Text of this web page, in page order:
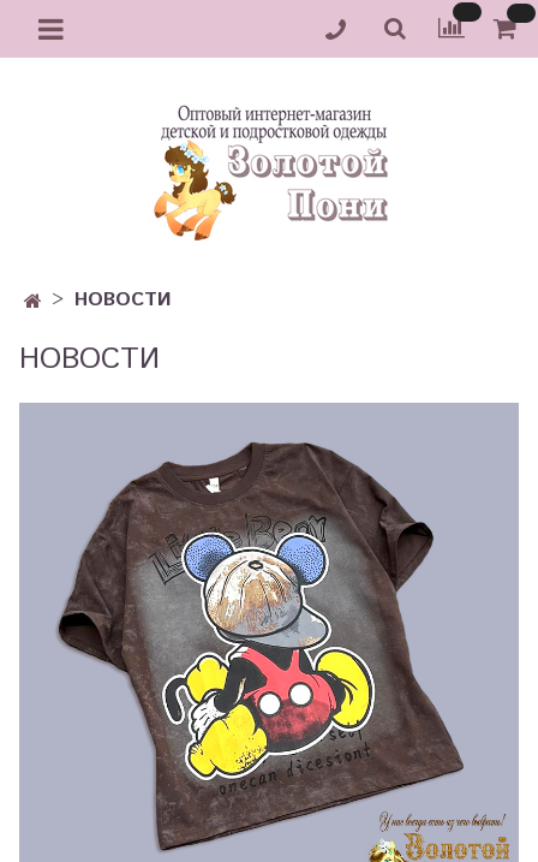
НОВОСТИ
НОВОСТИ